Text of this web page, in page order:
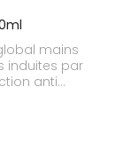
mains
induites par
anti
• sa
et
et